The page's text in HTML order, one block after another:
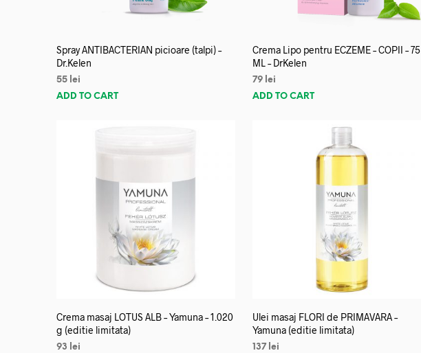
Spray ANTIBACTERIAN picioare (talpi) –
Dr.Kelen
55 lei
ADD TO CART
Crema Lipo pentru ECZEME – COPII – 75
ML – DrKelen
79 lei
ADD TO CART
Crema masaj LOTUS ALB – Yamuna – 1.020
g (editie limitata)
93
lei
Ulei masaj FLORI de PRIMAVARA –
Yamuna (editie limitata)
137 lei